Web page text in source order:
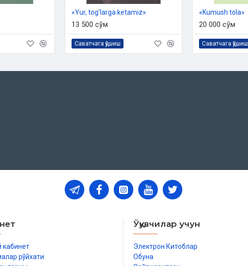
«Yur, tog'larga ketamiz»
13 500 сўм
Саватчага қўшиш
«Kumush tola»
20 000 сўм
Саватчага қўшиш
кабинет
рўйхати
Ўқувчилар учун
Электрон Китоблар
Обуна